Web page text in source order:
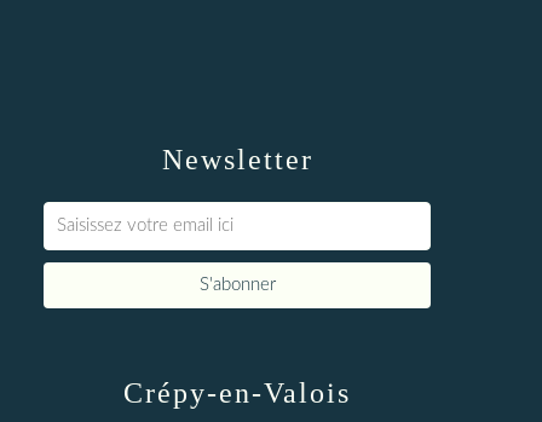
Newsletter
Crépy-en-Valois